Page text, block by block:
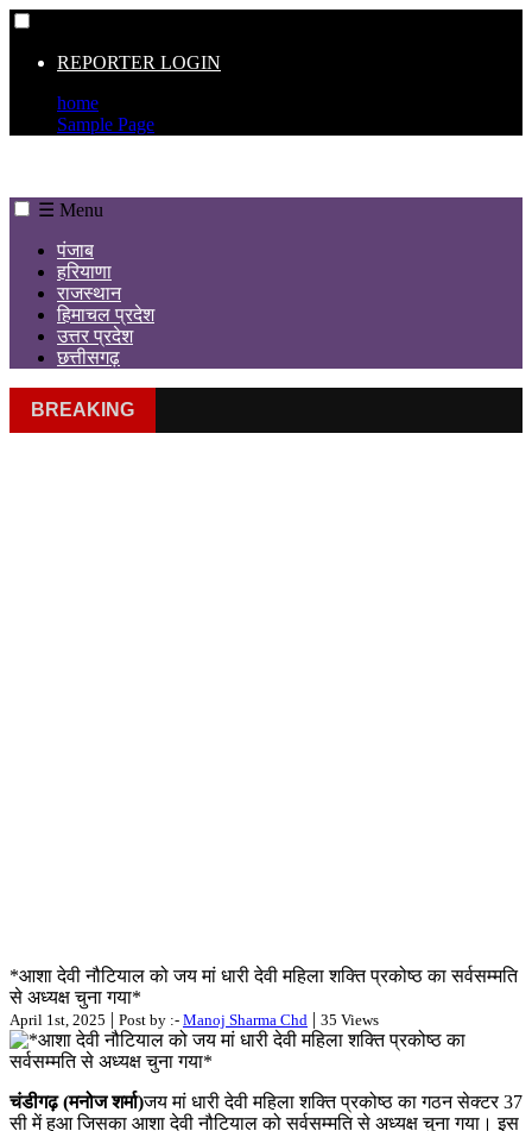
REPORTER LOGIN
home
Sample Page
☰ Menu
पंजाब
हरियाणा
राजस्थान
हिमाचल प्रदेश
उत्तर प्रदेश
छत्तीसगढ़
BREAKING
*आशा देवी नौटियाल को जय मां धारी देवी महिला शक्ति प्रकोष्ठ का सर्वसम्मति
से अध्यक्ष चुना गया*
April 1st, 2025 | Post by :- Manoj Sharma Chd | 35 Views
चंडीगढ़ (मनोज शर्मा)जय मां धारी देवी महिला शक्ति प्रकोष्ठ का गठन सेक्टर 37
सी में हुआ जिसका आशा देवी नौटियाल को सर्वसम्मति से अध्यक्ष चुना गया। इस